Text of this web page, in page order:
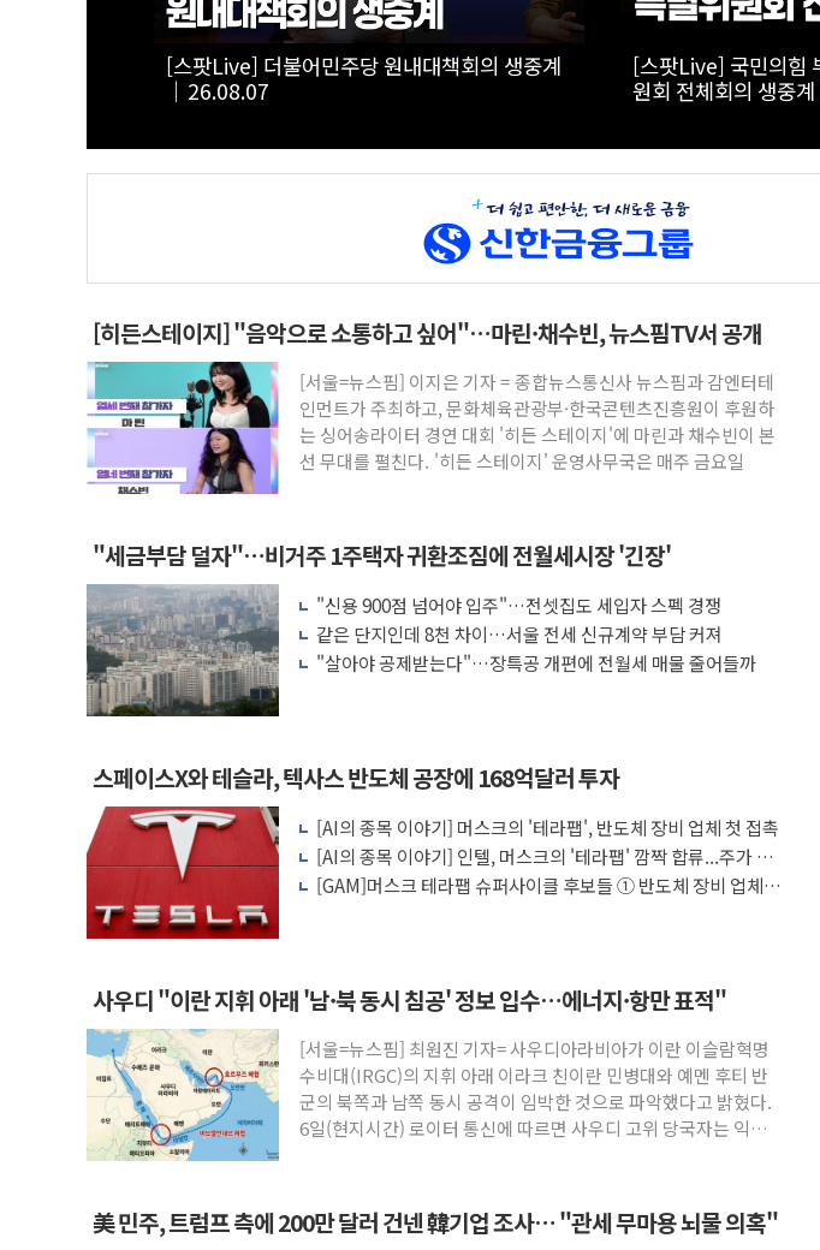
[스팟Live] "전셋집 구하려다 월세 선택"...사회
에 첫발 내디딘 청년의 한탄 | 26.08.06 서울시
[스팟Live] *풀영상*
"민주당 개악입법, 불
[히든스테이지] "음악으로 소통하고 싶어"…마린·채수빈, 뉴스핌TV서 공개
[서울=뉴스핌] 이지은 기자 = 종합뉴스통신사 뉴스핌과 감엔터테
인먼트가 주최하고, 문화체육관광부·한국콘텐츠진흥원이 후원하
는 싱어송라이터 경연 대회 '히든 스테이지'에 마린과 채수빈이 본
선 무대를 펼친다. '히든 스테이지' 운영사무국은 매주 금요일
"세금부담 덜자"…비거주 1주택자 귀환조짐에 전월세시장 '긴장'
"신용 900점 넘어야 입주"…전셋집도 세입자 스펙 경쟁
같은 단지인데 8천 차이…서울 전세 신규계약 부담 커져
"살아야 공제받는다"…장특공 개편에 전월세 매물 줄어들까
스페이스X와 테슬라, 텍사스 반도체 공장에 168억달러 투자
[AI의 종목 이야기] 머스크의 '테라팹', 반도체 장비 업체 첫 접촉
[AI의 종목 이야기] 인텔, 머스크의 '테라팹' 깜짝 합류...주가 급
등
[GAM]머스크 테라팹 슈퍼사이클 후보들 ① 반도체 장비 업체들
사우디 "이란 지휘 아래 '남·북 동시 침공' 정보 입수…에너지·항만 표적"
[서울=뉴스핌] 최원진 기자= 사우디아라비아가 이란 이슬람혁명
수비대(IRGC)의 지휘 아래 이라크 친이란 민병대와 예멘 후티 반
군의 북쪽과 남쪽 동시 공격이 임박한 것으로 파악했다고 밝혔다.
6일(현지시간) 로이터 통신에 따르면 사우디 고위 당국자는 익명
美 민주, 트럼프 측에 200만 달러 건넨 韓기업 조사… "관세 무마용 뇌물 의혹"